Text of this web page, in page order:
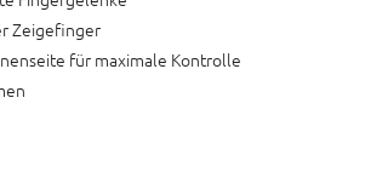
Zeigefinger
für maximale Kontrolle